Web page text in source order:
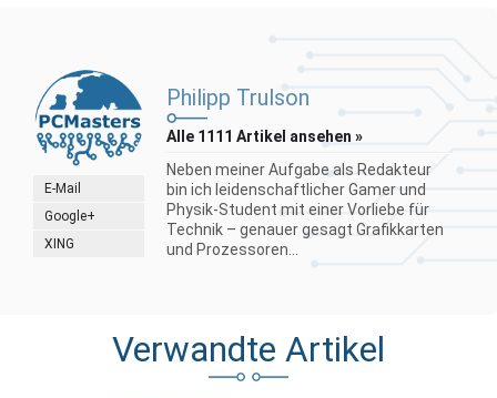
E-Mail
Google+
XING
Philipp Trulson
Alle 1111 Artikel ansehen »
Neben meiner Aufgabe als Redakteur
bin ich leidenschaftlicher Gamer und
Physik-Student mit einer Vorliebe für
Technik – genauer gesagt Grafikkarten
und Prozessoren...
Verwandte Artikel